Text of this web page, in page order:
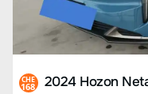
CHE
168 2024 Hozon